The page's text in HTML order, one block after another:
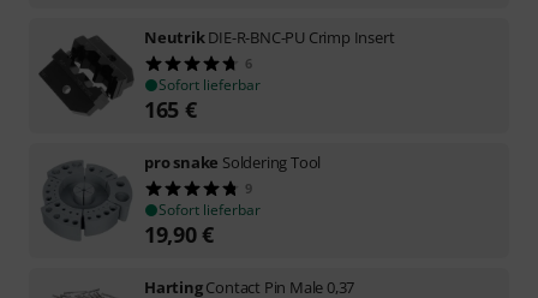
NeutrikDIE-R-BNC-PU Crimp Insert
6
Sofort lieferbar
165 €
pro snake Soldering Tool
9
Sofort lieferbar
19,90€
HartingContact Pin Male 0,37